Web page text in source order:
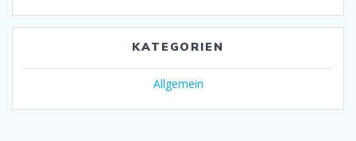
KATEGORIEN
Allgemein